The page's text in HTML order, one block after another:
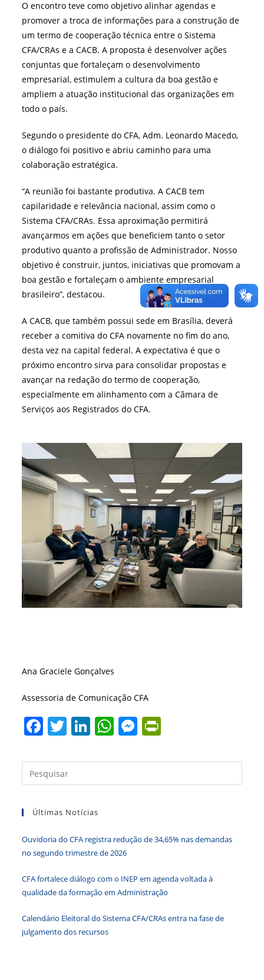
O encontro teve como objetivo alinhar agendas e
promover a troca de informações para a construção de
um termo de cooperação técnica entre o Sistema
CFA/CRAs e a CACB. A proposta é desenvolver ações
conjuntas que fortaleçam o desenvolvimento
empresarial, estimulem a cultura da boa gestão e
ampliem a atuação institucional das organizações em
todo o país.
Segundo o presidente do CFA, Adm. Leonardo Macedo,
o diálogo foi positivo e abriu caminho para uma
colaboração estratégica.
“A reunião foi bastante produtiva. A CACB tem
capilaridade e relevância nacional, assim como o
Sistema CFA/CRAs. Essa aproximação permitirá
avançarmos em ações que beneficiem tanto o setor
produtivo quanto a profissão de Administrador. Nosso
objetivo é construir, juntos, iniciativas que promovam a
boa gestão e fortaleçam o ambiente empresarial
brasileiro”, destacou.
A CACB, que também possui sede em Brasília, deverá
receber a comitiva do CFA novamente no fim do ano,
desta vez na capital federal. A expectativa é que o
próximo encontro sirva para consolidar propostas e
avançar na redação do termo de cooperação,
especialmente em alinhamento com a Câmara de
Serviços aos Registrados do CFA.
Ana Graciele Gonçalves
Assessoria de Comunicação CFA
F
c
e
o
o
k
T
itt
er
Li
k
e
n
W
at
s
p
M
ss
e
er
tF
ri
dl
a
Últimas Notícias
Ouvidoria do CFA registra redução de 34,65% nas demandas
no segundo trimestre de 2026
CFA fortalece diálogo com o INEP em agenda voltada à
qualidade da formação em Administração
Calendário Eleitoral do Sistema CFA/CRAs entra na fase de
julgamento dos recursos